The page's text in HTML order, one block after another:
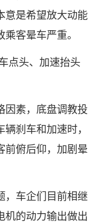
意是希望放大动能
客晕车严重。
点头、加速抬头
因素，底盘调教投
刹车和加速时，
前俯后仰，加剧晕
，车企们目前相继
机的动力输出做出